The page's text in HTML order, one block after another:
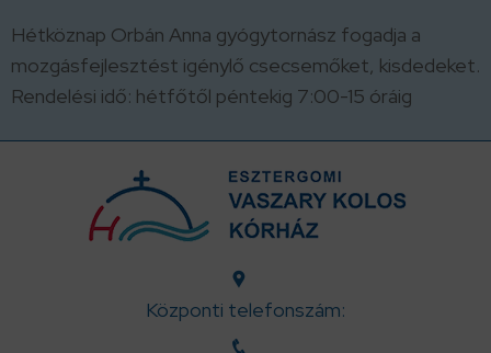
Hétköznap Orbán Anna gyógytornász fogadja a
mozgásfejlesztést igénylő csecsemőket, kisdedeket.
Rendelési idő: hétfőtől péntekig 7:00-15 óráig
Központi telefonszám: